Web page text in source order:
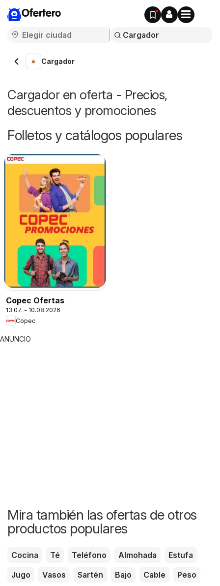
Ofertero
Cargador
Cargador en oferta - Precios,
descuentos y promociones
Folletos y catálogos populares
Copec Ofertas
13.07. - 10.08.2026
Copec
ANUNCIO
Mira también las ofertas de otros
productos populares
Cocina Té Teléfono Almohada
Estufa
Jugo
Vasos Sartén Bajo Cable
Peso